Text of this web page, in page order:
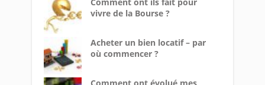
vivre de la Bourse ?
Acheter un bien locatif – par
où commencer ?